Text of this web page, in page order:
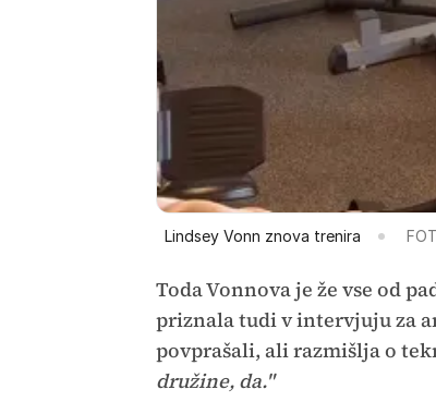
Lindsey Vonn znova trenira
Toda Vonnova je že vse od
priznala tudi v intervjuju za
povprašali, ali razmišlja o
družine, da."